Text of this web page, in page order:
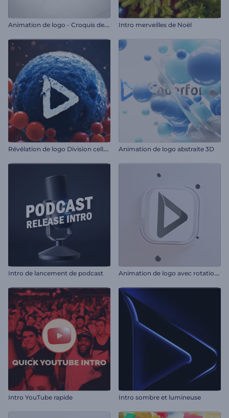
A
nimation de logo - Croquis de l'hexagone Intro merveilles de Noël
R
évélation de logo Division cellulaire Animation de logo abstraite 3D
Intro de lancement de podcast A
nimation de logo avec rotation minimale
Intro YouTube rapide Intro sombre et lumineuse